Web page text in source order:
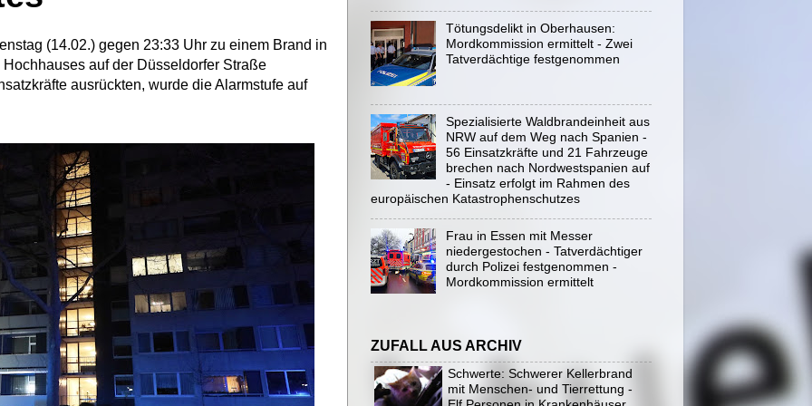
(14.02.) gegen 23:33 Uhr zu einem Brand in
auf der Düsseldorfer Straße
ausrückten, wurde die Alarmstufe auf
Tötungsdelikt in Oberhausen:
Mordkommission ermittelt - Zwei
Tatverdächtige festgenommen
Spezialisierte Waldbrandeinheit aus
NRW auf dem Weg nach Spanien -
56 Einsatzkräfte und 21 Fahrzeuge
brechen nach Nordwestspanien auf
- Einsatz erfolgt im Rahmen des
europäischen Katastrophenschutzes
Frau in Essen mit Messer
niedergestochen - Tatverdächtiger
durch Polizei festgenommen -
Mordkommission ermittelt
ZUFALL AUS ARCHIV
Schwerte: Schwerer Kellerbrand
mit Menschen- und Tierrettung -